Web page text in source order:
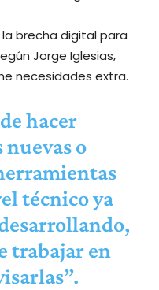
brecha digital para
Jorge Iglesias,
necesidades extra.
hacer
o
técnico ya
trabajar en